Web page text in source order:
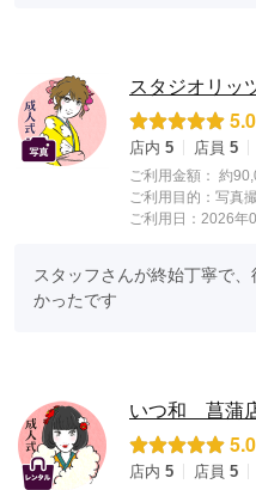
スタジオリッ
5.0
店内 5 店員 5
ご利用金額： 約
ご利用目的： 写真
ご利用日：2026年
スタッフさんが終始丁寧で
かったです
いつ和 菖蒲
5.0
店内 5 店員 5